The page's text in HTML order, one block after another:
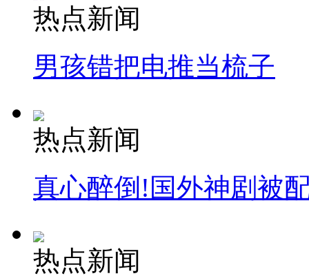
热点新闻
男孩错把电推当梳子
热点新闻
真心醉倒!国外神剧被
热点新闻